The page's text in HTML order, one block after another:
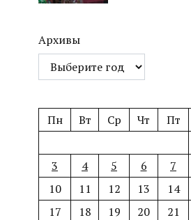
Архивы
Пн Вт Ср Чт Пт
3
4 5 6 7
10
11 12 13 14
17
18 19 20 21